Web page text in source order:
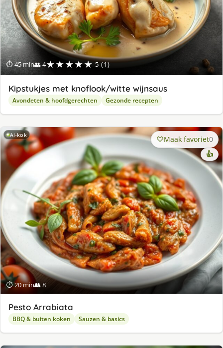
⏱ 45 min👥 4★★★★★ 5 (1)
Kipstukjes met knoflook/witte wijnsaus
Avondeten & hoofdgerechten Gezonde recepten
AI-kok
⏱ 20 min👥 8
Maak favoriet0
👍
Pesto Arrabiata
BBQ & buiten koken Sauzen & basics